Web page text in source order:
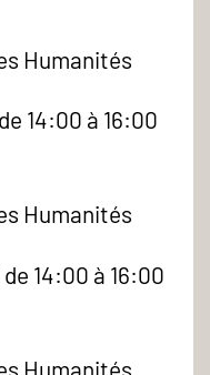
Humanités
14:00 à 16:00
Humanités
14:00 à 16:00
Humanités